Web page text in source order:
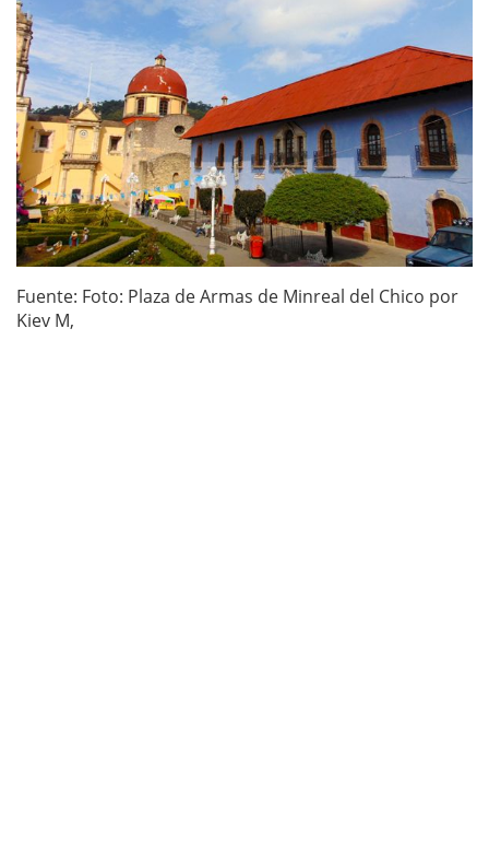
Fuente: Foto: Plaza de Armas de Minreal del Chico por
Kiev M,